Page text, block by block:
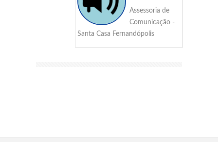
Assessoria de
Comunicação -
Santa Casa Fernandópolis